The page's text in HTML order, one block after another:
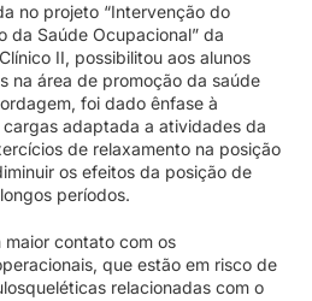
no projeto “Intervenção do
da Saúde Ocupacional” da
II, possibilitou aos alunos
na área de promoção da saúde
foi dado ênfase à
adaptada a atividades da
de relaxamento na posição
os efeitos da posição de
períodos.
maior contato com os
que estão em risco de
relacionadas com o